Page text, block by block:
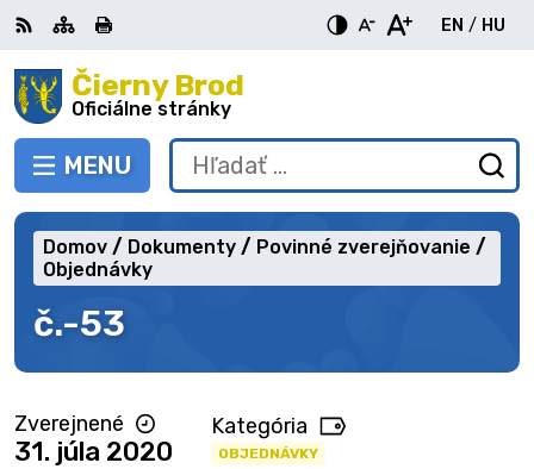
Preskočiť
na
obsah Čierny Brod
Oficiálne stránky
PREPNÚŤ
MENU
RSS MapaTlačiť
EN
English
/ HU
Hľadať:
č.-53
Domov Dokumenty
Povinné zverejňovanie
Objednávky
Zverejnené
31. júla 2020
Kategória
OBJEDNÁVKY